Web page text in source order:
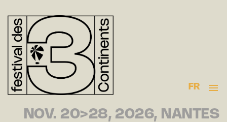
FR
NOV. 20>28, 2026, NANTES